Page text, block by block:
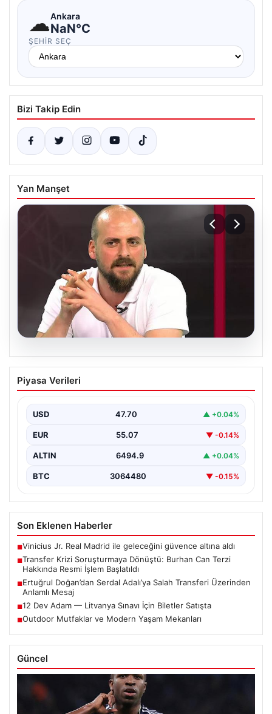
☁Ankara
NaN°C
ŞEHIR SEÇ
Bizi Takip Edin
Yan Manşet
06.08.2026
Transfer Krizi Soruşturmaya Dönüştü:
Burhan Can Terzi Hakkında Resmi İşlem
Galatasaray Spor Kulübü, gerçekleştirilen transfer
iddialar nedeniyle…
Piyasa Verileri
USD 47.70 ▲ +0.04%
EUR 55.07 ▼ -0.14%
ALTIN 6494.9 ▲ +0.04%
BTC 3064480 ▼ -0.15%
Son Eklenen Haberler
■Vinicius Jr. Real Madrid ile geleceğini güvence altına aldı
■Transfer Krizi Soruşturmaya Dönüştü: Burhan Can Terzi
Hakkında Resmi İşlem Başlatıldı
■Ertuğrul Doğan’dan Serdal Adalı’ya Salah Transferi Üzerinden
Anlamlı Mesaj
■12 Dev Adam — Litvanya Sınavı İçin Biletler Satışta
■Outdoor Mutfaklar ve Modern Yaşam Mekanları
Güncel